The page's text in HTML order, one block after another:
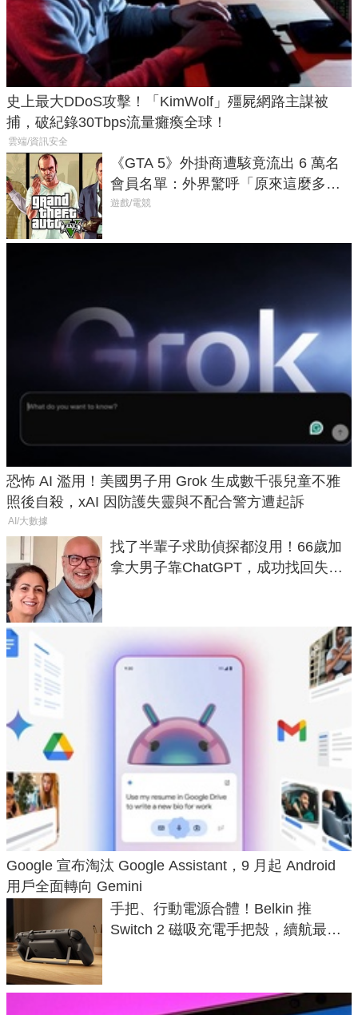
史上最大DDoS攻擊！「KimWolf」殭屍網路主謀被
捕，破紀錄30Tbps流量癱瘓全球！
雲端/資訊安全
《GTA 5》外掛商遭駭竟流出 6 萬名
會員名單：外界驚呼「原來這麼多人
在開掛！」
遊戲/電競
恐怖 AI 濫用！美國男子用 Grok 生成數千張兒童不雅
照後自殺，xAI 因防護失靈與不配合警方遭起訴
AI/大數據
找了半輩子求助偵探都沒用！66歲加
拿大男子靠ChatGPT，成功找回失散
Google 宣布淘汰 Google Assistant，9 月起 Android
用戶全面轉向 Gemini
手把、行動電源合體！Belkin 推
Switch 2 磁吸充電手把殼，續航最高